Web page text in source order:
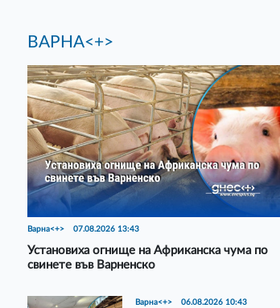
ВАРНА<+>
Варна<+> 07.08.2026 13:43
Установиха огнище на Африканска чума по
свинете във Варненско
Варна<+> 06.08.2026 10:43